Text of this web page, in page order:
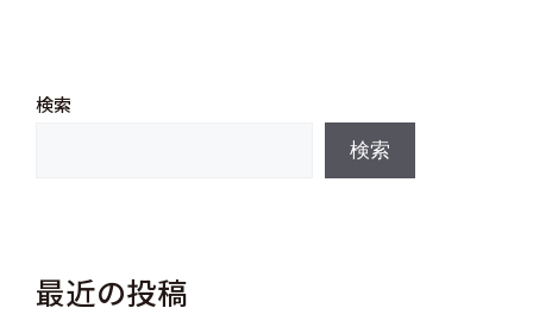
検索
検索
最近の投稿